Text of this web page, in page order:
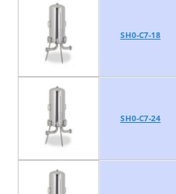
SH0-C7-18
SH0-C7-24